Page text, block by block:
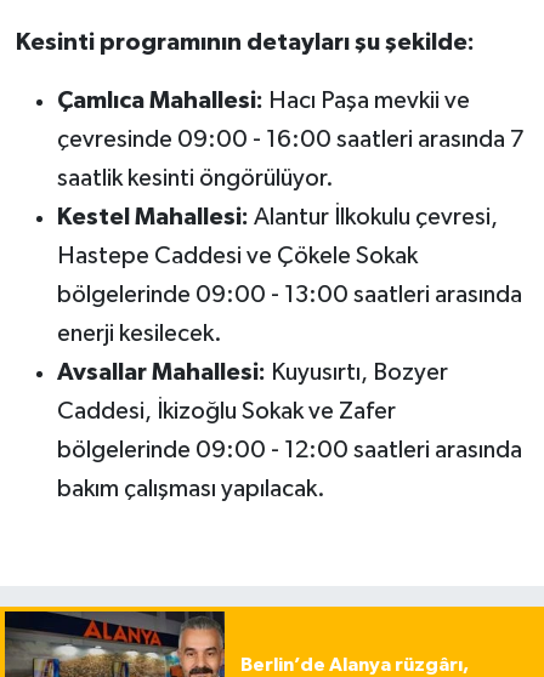
Kesinti programının detayları şu şekilde:
Çamlıca Mahallesi: Hacı Paşa mevkii ve
çevresinde 09:00 - 16:00 saatleri arasında 7
saatlik kesinti öngörülüyor.
Kestel Mahallesi: Alantur İlkokulu çevresi,
Hastepe Caddesi ve Çökele Sokak
bölgelerinde 09:00 - 13:00 saatleri arasında
enerji kesilecek.
Avsallar Mahallesi: Kuyusırtı, Bozyer
Caddesi, İkizoğlu Sokak ve Zafer
bölgelerinde 09:00 - 12:00 saatleri arasında
bakım çalışması yapılacak.
Berlin’de Alanya rüzgârı,